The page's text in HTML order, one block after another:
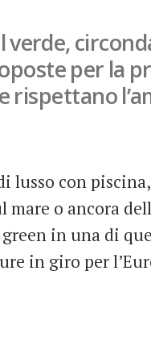
verde,
per la
rispettano
lusso con
mare o ancora
in una di
in giro per